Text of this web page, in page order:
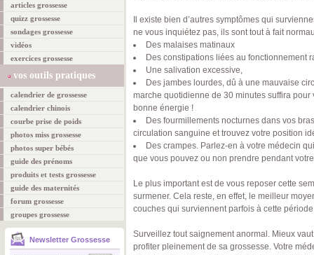
articles grossesse
quizz grossesse
sondages grossesse
vidéos
exercices grossesse
vos outils pratiques
calendrier de grossesse
calendrier chinois
courbe prise de poids
photos miss grossesse
photos super bébés
guide des prénoms
produits et tests grossesse
guide des maternités
forum grossesse
groupes grossesse
Newsletter Grossesse
Il existe bien d’autres symptômes qui
ne vous inquiétez pas, ils sont tout à fait
Des malaises matinaux
Des constipations liées au fonctionnement
Une salivation excessive,
Des jambes lourdes, dû à une mauvaise
marche quotidienne de 30 minutes suffira
bonne énergie !
Des fourmillements nocturnes dans vos
circulation sanguine et trouvez votre position
Des crampes. Parlez-en à votre médecin
que vous pouvez ou non prendre pendant
Le plus important est de vous reposer cette
surmener. Cela reste, en effet, le meilleur
couches qui surviennent parfois à cette
Surveillez tout saignement anormal. Mieux
profiter pleinement de sa grossesse. Votre